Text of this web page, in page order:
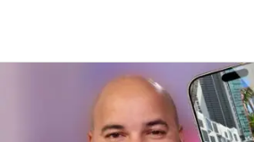
contenido